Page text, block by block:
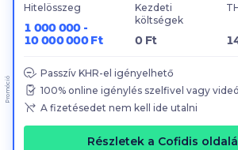
Hitelösszeg
1 000 000 -
10 000 000 Ft
Kezdeti
költségek
0 Ft
Passzív KHR-el igényelhető
100% online igénylés szelfivel vagy
A fizetésedet nem kell ide utalni
Részletek a Cofidis
Promóció